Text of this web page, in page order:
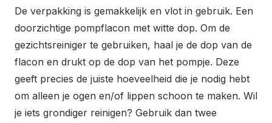
De verpakking is gemakkelijk en vlot in gebruik. Een
doorzichtige pompflacon met witte dop. Om de
gezichtsreiniger te gebruiken, haal je de dop van de
flacon en drukt op de dop van het pompje. Deze
geeft precies de juiste hoeveelheid die je nodig hebt
om alleen je ogen en/of lippen schoon te maken. Wil
je iets grondiger reinigen? Gebruik dan twee